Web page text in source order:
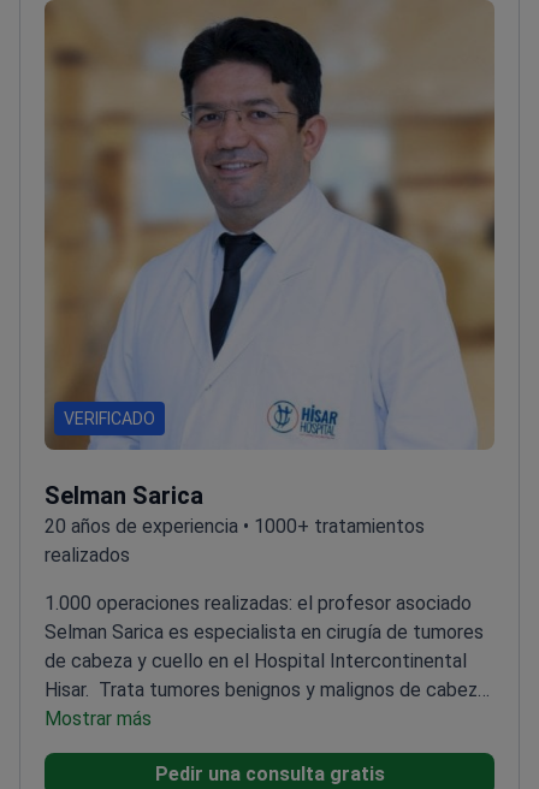
el programa de audiometría en la Universidad Doğuş
como jefe de facultad
Ocupó cargos directivos
superiores en el Hospital de Formación e
Investigación Haseki de Estambul
VERIFICADO
Selman Sarica
20 años de experiencia • 1000+ tratamientos
realizados
1.000 operaciones realizadas: el profesor asociado
Selman Sarica es especialista en cirugía de tumores
de cabeza y cuello en el Hospital Intercontinental
Hisar. Trata tumores benignos y malignos de cabeza
y cuello durante consultas maxilofaciales
Especializado en cirugía endoscópica de
Mostrar más
Pedir una consulta gratis